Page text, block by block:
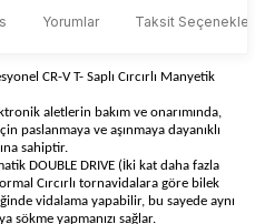
Yorumlar Taksit
CR-V T- Saplı Cırcırlı Manyetik
aletlerin bakım ve onarımında,
paslanmaya ve aşınmaya dayanıklı
sahiptir.
DOUBLE DRIVE (İki kat daha fazla
Cırcırlı tornavidalara göre bilek
vidalama yapabilir, bu sayede aynı
sökme yapmanızı sağlar.